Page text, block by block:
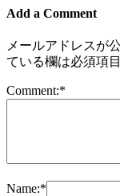
Add a Comment
メールアドレスが
ている欄は必須項
Comment:*
Name:*